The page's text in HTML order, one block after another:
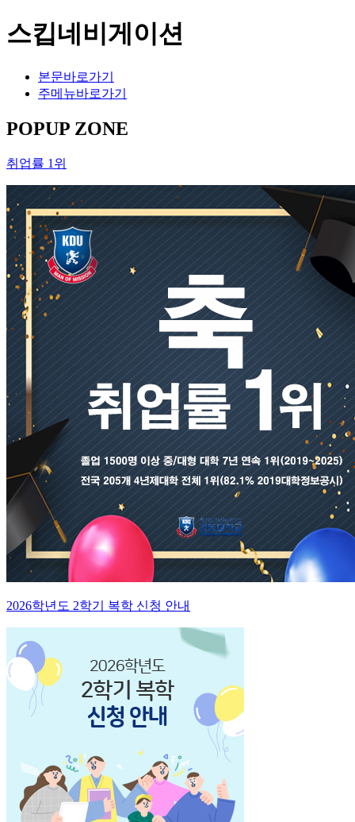
스킵네비게이션
본문바로가기
주메뉴바로가기
POPUP ZONE
취업률 1위
2026학년도 2학기 복학 신청 안내